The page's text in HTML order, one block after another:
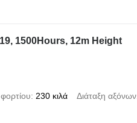
1500Hours, 12m Height
230 κιλά Διάταξη αξόνων